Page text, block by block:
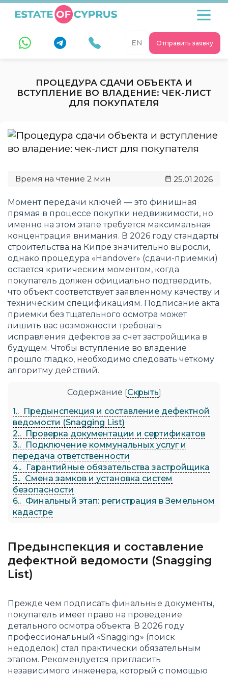
Отправить заявку
EN
ПРОЦЕДУРА СДАЧИ ОБЪЕКТА И
ВСТУПЛЕНИЕ ВО ВЛАДЕНИЕ: ЧЕК-ЛИСТ
ДЛЯ ПОКУПАТЕЛЯ
25.01.2026
Момент передачи ключей — это финишная
прямая в процессе покупки недвижимости, но
именно на этом этапе требуется максимальная
концентрация внимания. В 2026 году стандарты
строительства на Кипре значительно выросли,
однако процедура «Handover» (сдачи-приемки)
остается критическим моментом, когда
покупатель должен официально подтвердить,
что объект соответствует заявленному качеству и
техническим спецификациям. Подписание акта
приемки без тщательного осмотра может
лишить вас возможности требовать
исправления дефектов за счет застройщика в
будущем. Чтобы вступление во владение
прошло гладко, необходимо следовать четкому
алгоритму действий.
Содержание [Скрыть]
1.
Предынспекция и составление дефектной
ведомости (Snagging List)
2.
Проверка документации и сертификатов
3.
Подключение коммунальных услуг и
передача ответственности
4.
Гарантийные обязательства застройщика
5.
Смена замков и установка систем
безопасности
6.
Финальный этап: регистрация в Земельном
кадастре
Предынспекция и составление
дефектной ведомости (Snagging
List)
Прежде чем подписать финальные документы,
покупатель имеет право на проведение
детального осмотра объекта. В 2026 году
профессиональный «Snagging» (поиск
недоделок) стал практически обязательным
этапом. Рекомендуется пригласить
независимого инженера, который с помощью